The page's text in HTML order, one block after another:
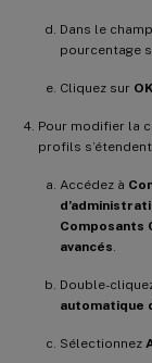
Dans le champ
pourcentage
Cliquez sur OK
Pour modifier la
profils
Accédez à
Composants
avancés
Double-
automatique
Sélectionnez